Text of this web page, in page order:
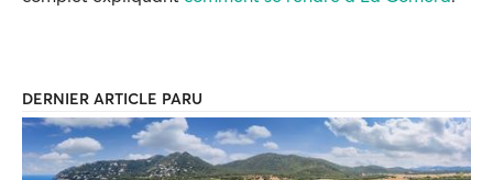
DERNIER ARTICLE PARU